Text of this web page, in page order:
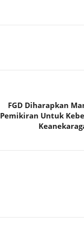
FGD Diharapkan
Pemikiran Untuk